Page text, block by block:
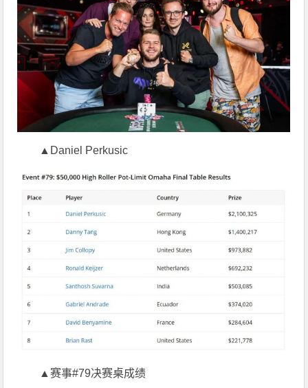
▲Daniel Perkusic
▲赛事#79决赛桌成绩